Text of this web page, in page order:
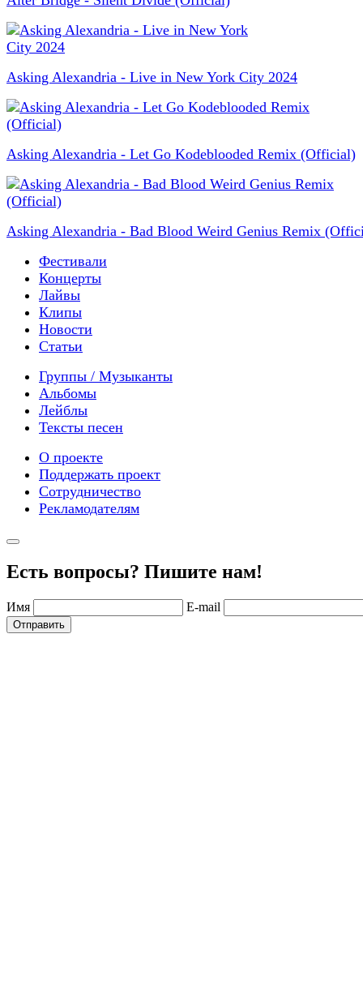
Asking Alexandria - Live in New York City 2024
Asking Alexandria - Let Go Kodeblooded Remix (Official)
Asking Alexandria - Bad Blood Weird Genius Remix
Фестивали
Концерты
Лайвы
Клипы
Новости
Статьи
Группы / Музыканты
Альбомы
Лейблы
Тексты песен
О проекте
Поддержать проект
Сотрудничество
Рекламодателям
Есть вопросы? Пишите нам!
Имя E-mail